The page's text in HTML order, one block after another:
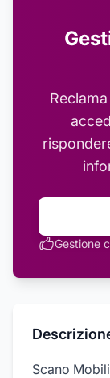
Reclama
Gestione
Scano